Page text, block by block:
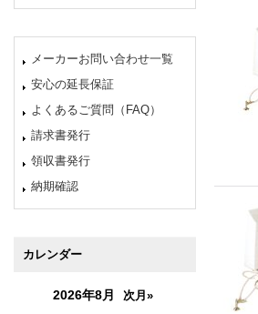
メーカーお問い合わせ一覧
安心の延長保証
よくあるご質問（FAQ）
請求書発行
領収書発行
納期確認
カレンダー
2026年8月 次月»